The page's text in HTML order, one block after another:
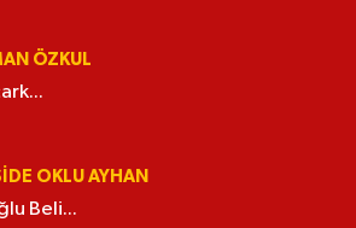
ÖZKUL
OKLU AYHAN
Beli...